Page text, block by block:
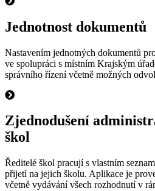
Jednotnost dokumentů
Nastavením jednotných dokumentů
ve spolupráci s místním Krajským
správního řízení včetně možných
Zjednodušení
škol
Ředitelé škol pracují s vlastním
přijetí na jejich školu. Aplikace je
včetně vydávání všech rozhodnutí v